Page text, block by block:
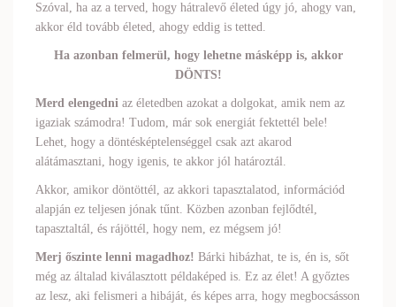
Szóval, ha az a terved, hogy hátralevő életed úgy jó, ahogy van,
akkor éld tovább életed, ahogy eddig is tetted.
Ha azonban felmerül, hogy lehetne másképp is, akkor
DÖNTS!
Merd elengedni az életedben azokat a dolgokat, amik nem az
igaziak számodra! Tudom, már sok energiát fektettél bele!
Lehet, hogy a döntésképtelenséggel csak azt akarod
alátámasztani, hogy igenis, te akkor jól határoztál.
Akkor, amikor döntöttél, az akkori tapasztalatod, információd
alapján ez teljesen jónak tűnt. Közben azonban fejlődtél,
tapasztaltál, és rájöttél, hogy nem, ez mégsem jó!
Merj őszinte lenni magadhoz! Bárki hibázhat, te is, én is, sőt
még az általad kiválasztott példaképed is. Ez az élet! A győztes
az lesz, aki felismeri a hibáját, és képes arra, hogy megbocsásson